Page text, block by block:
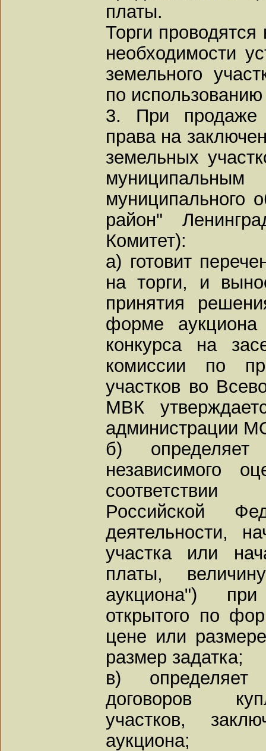
платы.
Торги
необходимости
земельного
по
3. При продаже
права на
земельных
муниципального
район"
Комитет):
а) готовит
на торги, и
принятия
форме
конкурса на
комиссии по
участков во
МВК
администрации
б)
независимого
Российской
деятельности,
участка или
платы,
аукциона")
открытого по
цене или
размер задатка;
в) определяет
договоров
участков,
аукциона;